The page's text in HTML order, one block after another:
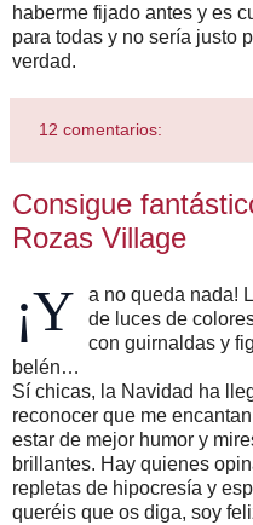
haberme fijado antes y es
para todas y no sería justo
verdad.
12 comentarios:
Consigue
Rozas Village
¡Y
a no queda nada!
de luces de
con guirnaldas y
belén…
Sí chicas, la Navidad ha
reconocer que me
estar de mejor humor y
brillantes. Hay quienes
repletas de hipocresía y
queréis que os diga, soy